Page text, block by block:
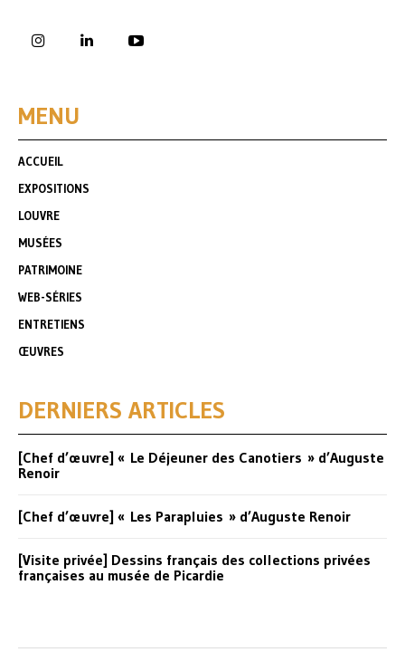
MENU
ACCUEIL
EXPOSITIONS
LOUVRE
MUSÉES
PATRIMOINE
WEB-SÉRIES
ENTRETIENS
ŒUVRES
DERNIERS ARTICLES
[Chef d’œuvre] « Le Déjeuner des Canotiers » d’Auguste
Renoir
[Chef d’œuvre] « Les Parapluies » d’Auguste Renoir
[Visite privée] Dessins français des collections privées
françaises au musée de Picardie